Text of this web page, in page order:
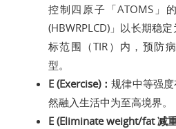
控制四原子「ATOMS」
(HBWRPLCD)」以长期稳
标范围（TIR）内，预防
型。
E (Exercise)：规律中等强
然融入生活中为至高境界。
E (Eliminate weight/fat 减